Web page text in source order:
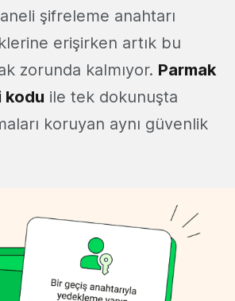
şifreleme anahtarı
erişirken artık bu
zorunda kalmıyor. Parmak
kodu ile tek dokunuşta
koruyan aynı güvenlik